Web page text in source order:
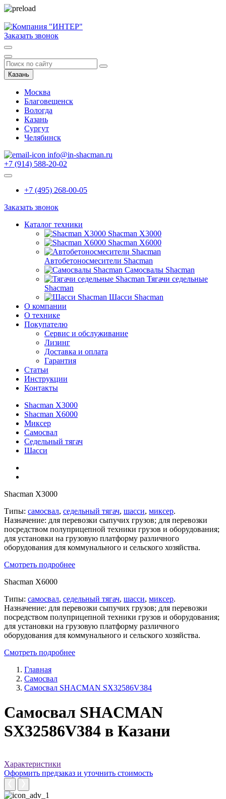
Заказать звонок
Казань
Москва
Благовещенск
Вологда
Казань
Сургут
Челябинск
info@in-shacman.ru
+7 (914) 588-20-02
+7 (495) 268-00-05
Заказать звонок
Каталог техники
Shacman X3000
Shacman X6000
Автобетоносмесители Shacman
Самосвалы Shacman
Тягачи седельные
Shacman
Шасси Shacman
О компании
О технике
Покупателю
Сервис и обслуживание
Лизинг
Доставка и оплата
Гарантия
Статьи
Инструкции
Контакты
Shacman X3000
Shacman X6000
Миксер
Самосвал
Седельный тягач
Шасси
Shacman X3000
Типы: самосвал, седельный тягач, шасси, миксер.
Назначение: для перевозки сыпучих грузов; для перевозки
посредством полуприцепной техники грузов и оборудования;
для установки на грузовую платформу различного
оборудования для коммунального и сельского хозяйства.
Смотреть подробнее
Shacman X6000
Типы: самосвал, седельный тягач, шасси, миксер.
Назначение: для перевозки сыпучих грузов; для перевозки
посредством полуприцепной техники грузов и оборудования;
для установки на грузовую платформу различного
оборудования для коммунального и сельского хозяйства.
Смотреть подробнее
Главная
Самосвал
Самосвал SHACMAN SX32586V384
Самосвал SHACMAN
SX32586V384 в Казани
Характеристики
Оформить предзаказ и уточнить стоимость